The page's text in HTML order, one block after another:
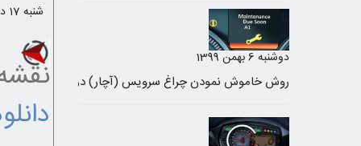
دوشنبه 6 بهمن 1399
شنبه 17 دی 1401 /
نقشه